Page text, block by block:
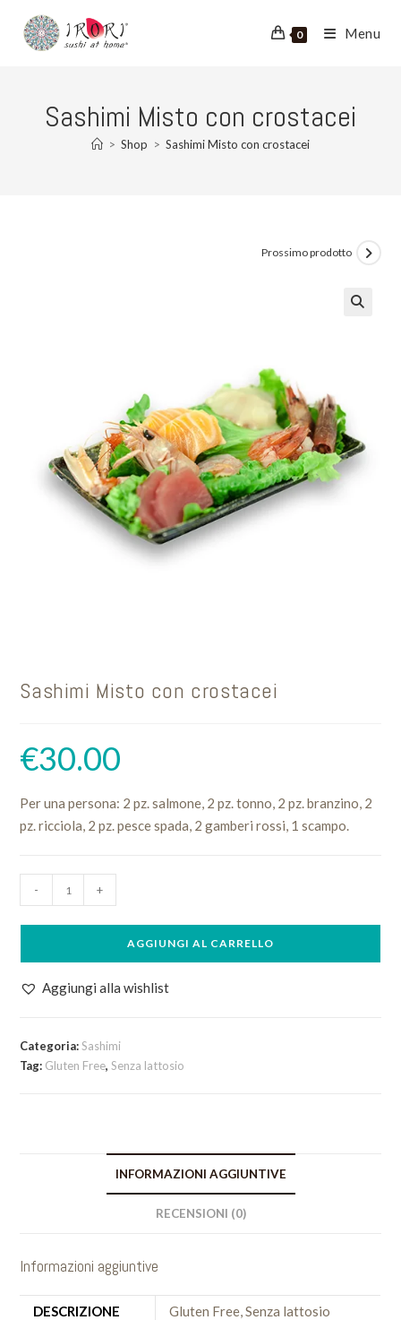
contenuto
0 Menu
Sashimi Misto con crostacei
> Shop > Sashimi Misto con crostacei
Prossimo prodotto
Sashimi Misto con crostacei
€30.00
Per una persona: 2 pz. salmone, 2 pz. tonno, 2 pz. branzino, 2
pz. ricciola, 2 pz. pesce spada, 2 gamberi rossi, 1 scampo.
Misto
con
quantità
- +
AGGIUNGI AL CARRELLO
Aggiungi alla wishlist
Categoria:Sashimi
Tag: Gluten Free,Senza lattosio
INFORMAZIONI AGGIUNTIVE
RECENSIONI (0)
Informazioni aggiuntive
DESCRIZIONE Gluten Free, Senza lattosio